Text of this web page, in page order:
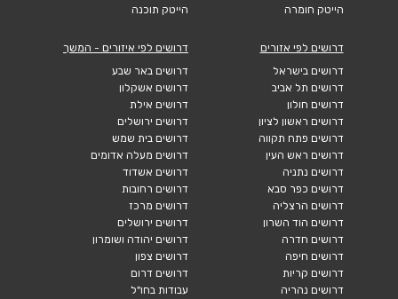
הייטק חומרה
הייטק תוכנה
דרושים לפי אזורים
דרושים בישראל
דרושים תל אביב
דרושים חולון
דרושים ראשון לציון
דרושים פתח תקווה
דרושים ראש העין
דרושים נתניה
דרושים כפר סבא
דרושים הרצליה
דרושים הוד השרון
דרושים חדרה
דרושים חיפה
דרושים קריות
דרושים נהריה
דרושים לפי איזורים - המשך
דרושים באר שבע
דרושים אשקלון
דרושים אילת
דרושים ירושלים
דרושים בית שמש
דרושים מעלה אדומים
דרושים אשדוד
דרושים רחובות
דרושים מרכז
דרושים ירושלים
דרושים יהודה ושומרון
דרושים צפון
דרושים דרום
עבודות בחו"ל